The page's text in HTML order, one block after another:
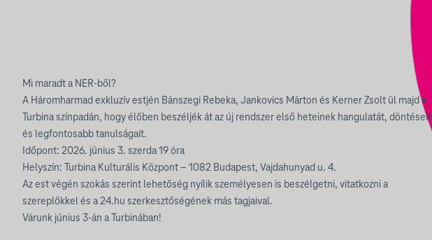
Mi maradt a NER-ből?
A Háromharmad exkluzív estjén Bánszegi Rebeka, Jankovics Márton és Kerner Zsolt ül majd a
Turbina színpadán, hogy élőben beszéljék át az új rendszer első heteinek hangulatát, döntéseit
és legfontosabb tanulságait.
Időpont: 2026. június 3. szerda 19 óra
Helyszín: Turbina Kulturális Központ – 1082 Budapest, Vajdahunyad u. 4.
Az est végén szokás szerint lehetőség nyílik személyesen is beszélgetni, vitatkozni a
szereplőkkel és a 24.hu szerkesztőségének más tagjaival.
Várunk június 3-án a Turbinában!